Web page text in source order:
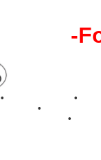
-
• •
•
•